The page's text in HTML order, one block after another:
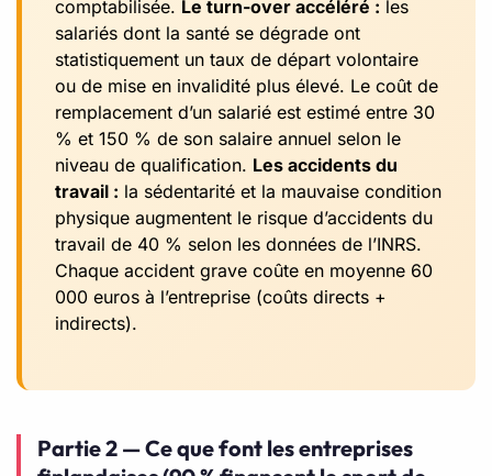
comptabilisée. Le turn-over accéléré : les
salariés dont la santé se dégrade ont
statistiquement un taux de départ volontaire
ou de mise en invalidité plus élevé. Le coût de
remplacement d’un salarié est estimé entre 30
% et 150 % de son salaire annuel selon le
niveau de qualification. Les accidents du
travail : la sédentarité et la mauvaise condition
physique augmentent le risque d’accidents du
travail de 40 % selon les données de l’INRS.
Chaque accident grave coûte en moyenne 60
000 euros à l’entreprise (coûts directs +
indirects).
Partie 2 — Ce que font les entreprises